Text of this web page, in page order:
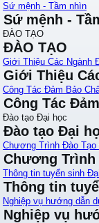
Sứ mệnh - Tầm nhìn
Sứ mệnh -
ĐÀO TẠO
ĐÀO TẠO
Giới Thiệu Các Ngành
Giới Thiệu
Công Tác Đảm Bảo
Công Tác
Đào tạo Đại học
Đào tạo Đại
Chương Trình Đào Tạo
Chương
Thông tin tuyển sinh
Thông tin
Nghiệp vụ hướng dẫn
Nghiệp vụ